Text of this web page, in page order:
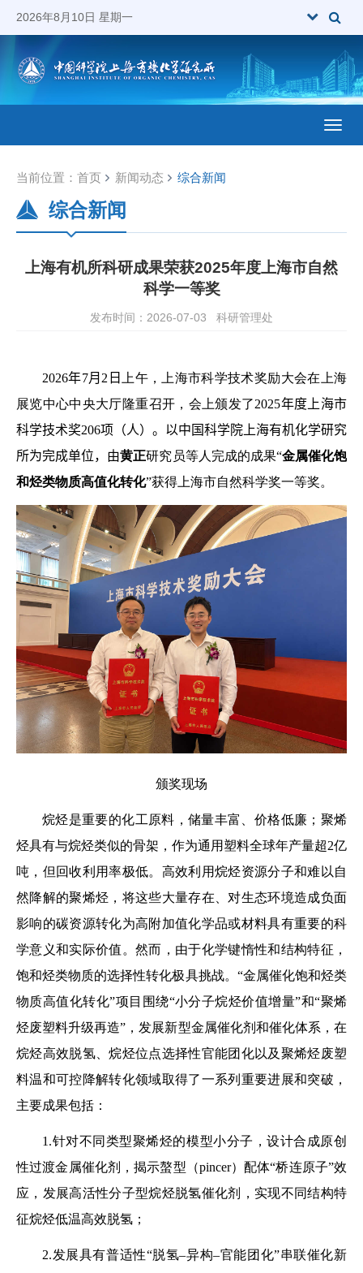
2026年8月10日 星期一
当前位置： 首页 新闻动态 综合新闻
综合新闻
上海有机所科研成果荣获2025年度上海市自然
科学一等奖
发布时间：2026-07-03 科研管理处
2026年7月 2 日 上午， 上海市科学技术奖励大会在上海
展览中心中央大厅隆重召开，会上颁发了2025年度上海市
科学技术奖206项（人）。以中国科学院上海有机化学研究
所为完成单位，由黄正研究员等人完成的成果“金属催化饱
和烃类物质高值化转化”获得 上海市自然科学奖一等奖。
颁奖现场
烷烃是重要的化工原料，储量丰富、价格低廉；聚烯
烃具有与烷烃类似的骨架，作为通用塑料全球年产量超2亿
吨，但回收利用率极低。高效利用烷烃资源分子和难以自
然降解的聚烯烃，将这些大量存在、对生态环境造成负面
影响的碳资源转化为高附加值化学品或材料具有重要的科
学意义和实际价值。然而，由于化学键惰性和结构特征，
饱和烃类物质的选择性转化极具挑战。“金属催化饱和烃类
物质高值化转化”项目围绕“小分子烷烃价值增量”和“聚烯
烃废塑料升级再造”，发展新型金属催化剂和催化体系，在
烷烃高效脱氢、烷烃位点选择性官能团化以及聚烯烃废塑
料温和可控降解转化领域取得了一系列重要进展和突破，
主要成果包括：
1.针对不同类型聚烯烃的模型小分子，设计合成原创
性过渡金属催化剂，揭示螯型（pincer）配体“桥连原子”效
应，发展高活性分子型烷烃脱氢催化剂，实现不同结构特
征烷烃低温高效脱氢；
2.发展具有普适性“脱氢–异构–官能团化”串联催化新